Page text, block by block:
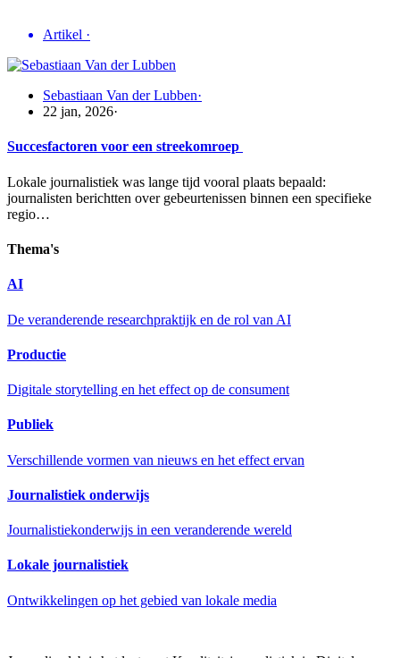
Artikel ·
Sebastiaan Van der Lubben·
22 jan, 2026·
Succesfactoren voor een streekomroep
Lokale journalistiek was lange tijd vooral plaats bepaald:
journalisten berichtten over gebeurtenissen binnen een specifieke
regio…
Thema's
AI
De veranderende researchpraktijk en de rol van AI
Productie
Digitale storytelling en het effect op de consument
Publiek
Verschillende vormen van nieuws en het effect ervan
Journalistiek onderwijs
Journalistiekonderwijs in een veranderende wereld
Lokale journalistiek
Ontwikkelingen op het gebied van lokale media